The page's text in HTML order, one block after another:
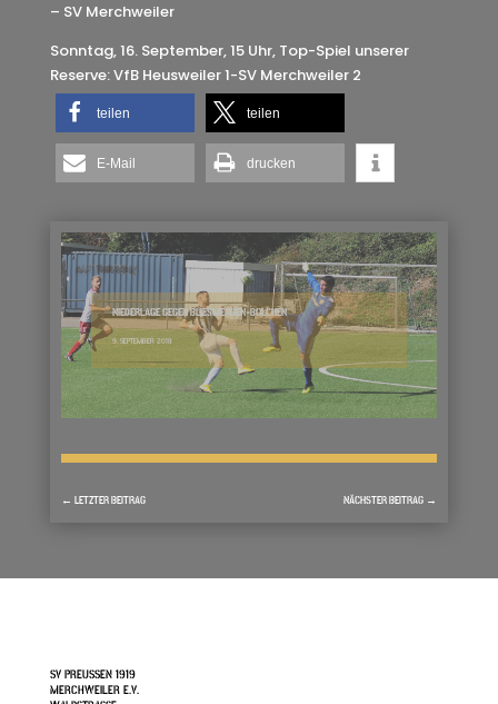
– SV Merchweiler
Sonntag, 16. September, 15 Uhr, Top-Spiel unserer
Reserve: VfB Heusweiler 1-SV Merchweiler 2
teilen teilen
E-Mail drucken
NIEDERLAGE GEGEN BLIESMENGEN-BOLCHEN
9. SEPTEMBER 2018
← LETZTER BEITRAG NÄCHSTER BEITRAG →
SV PREUSSEN 1919
MERCHWEILER E.V.